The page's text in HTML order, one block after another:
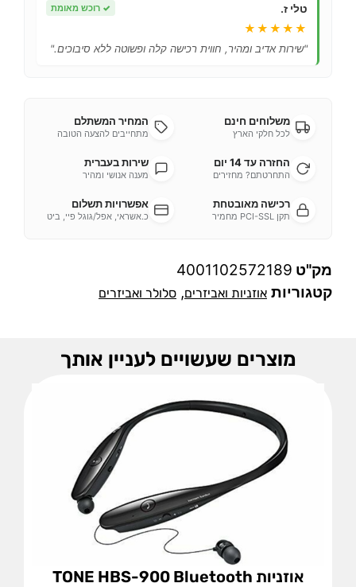
טלי ז. ✓ רוכש מאומת
★★★★★
"שירות אדיב ומהיר, חווית רכישה קלה ופשוטה ללא סיבוכים."
משלוחים חינם
לכל חלקי הארץ
המחיר המשתלם
מתחייבים להצעה הטובה
החזרה עד 14 יום
התחרטתם? מחזירים
שירות בעברית
מענה אנושי ומהיר
רכישה מאובטחת
תקן PCI-SSL מחמיר
אפשרויות תשלום
כ.אשראי, אפל/גוגל פיי, ביט
מק"ט 4001102572189
קטגוריות אוזניות ואביזרים, סלולר ואביזרים
מוצרים שעשויים לעניין אותך
אוזניות TONE HBS-900 Bluetooth